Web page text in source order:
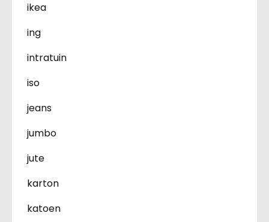
ikea
ing
intratuin
iso
jeans
jumbo
jute
karton
katoen